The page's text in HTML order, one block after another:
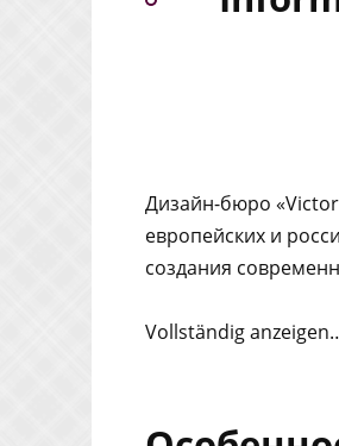
Дизайн-бюро
европейских и
создания
Vollständig